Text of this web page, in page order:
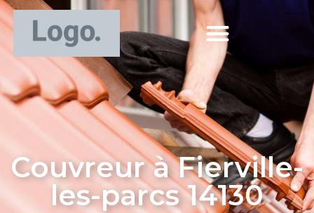
Couvreur à Fierville-
les-parcs 14130